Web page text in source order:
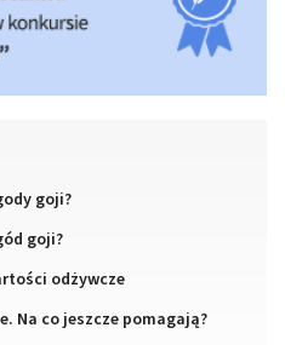
goji?
goji?
odżywcze
Na co jeszcze pomagają?